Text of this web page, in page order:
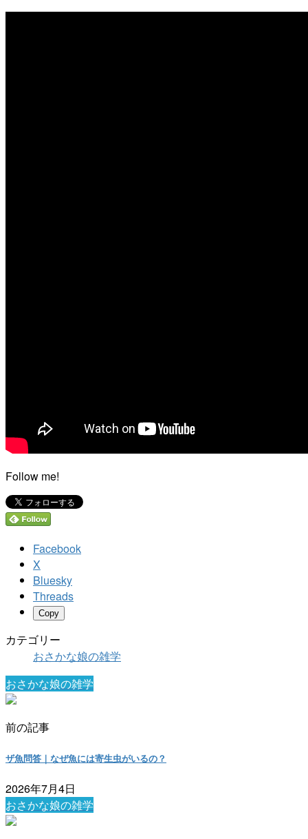
Follow me!
Facebook
X
Bluesky
Threads
Copy
カテゴリー
おさかな娘の雑学
おさかな娘の雑学
前の記事
ザ魚問答｜なぜ魚には寄生虫がいるの？
2026年7月4日
おさかな娘の雑学